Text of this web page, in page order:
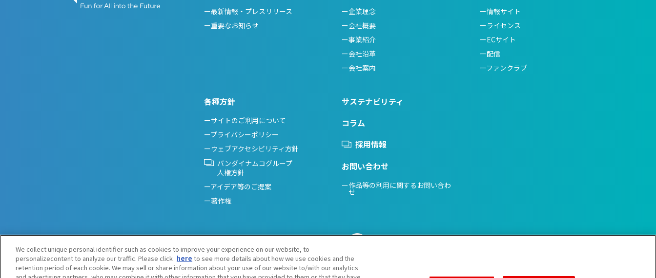
ー最新情報・プレスリリース
ー重要なお知らせ
ー企業理念
ー会社概要
ー事業紹介
ー会社沿革
ー会社案内
ー情報サイト
ーライセンス
ーECサイト
ー配信
ーファンクラブ
各種方針
ーサイトのご利用について
ープライバシーポリシー
ーウェブアクセシビリティ方針
バンダイナムコグループ
人権方針
ーアイデア等のご提案
ー著作権
サステナビリティ
コラム
採用情報
お問い合わせ
ー作品等の利用に関するお問い合わ
せ
We collect unique personal identifier such as cookies to improve your experience on our website, to
personalizecontent to analyze our traffic. Please click here to see more details about how we use cookies and the
retention period of each cookie. We may sell or share information about your use of our website to/with our analytics